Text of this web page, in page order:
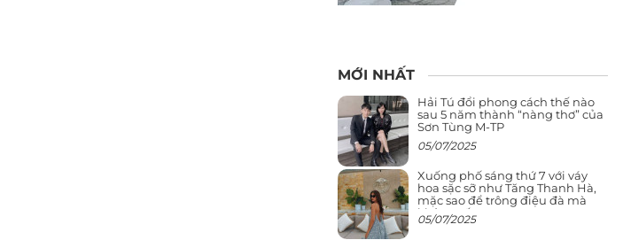
MỚI NHẤT
Hải Tú đổi phong cách thế nào
sau 5 năm thành “nàng thơ” của
Sơn Tùng M-TP
05/07/2025
Xuống phố sáng thứ 7 với váy
hoa sặc sỡ như Tăng Thanh Hà,
mặc sao để trông điệu đà mà
không sến
05/07/2025